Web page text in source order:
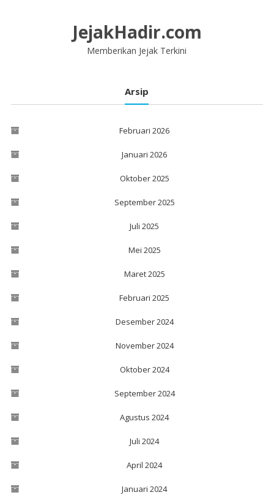
JejakHadir.com
Memberikan Jejak Terkini
Arsip
Februari 2026
Januari 2026
Oktober 2025
September 2025
Juli 2025
Mei 2025
Maret 2025
Februari 2025
Desember 2024
November 2024
Oktober 2024
September 2024
Agustus 2024
Juli 2024
April 2024
Januari 2024